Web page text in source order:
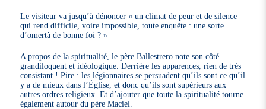
Le visiteur va jusqu’à dénoncer « un climat de peur et de silence
qui rend difficile, voire impossible, toute enquête : une sorte
d’omertà de bonne foi ? »
A propos de la spiritualité, le père Ballestrero note son côté
grandiloquent et idéologique. Derrière les apparences, rien de très
consistant ! Pire : les légionnaires se persuadent qu’ils sont ce qu’il
y a de mieux dans l’Église, et donc qu’ils sont supérieurs aux
autres ordres religieux. Et d’ajouter que toute la spiritualité tourne
également autour du père Maciel.